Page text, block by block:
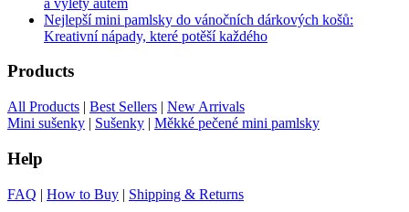
Nejlepší mini pamlsky do vánočních dárkových košů:
Kreativní nápady, které potěší každého
Products
All Products | Best Sellers | New Arrivals
Mini sušenky | Sušenky | Měkké pečené mini pamlsky
Help
FAQ | How to Buy | Shipping & Returns